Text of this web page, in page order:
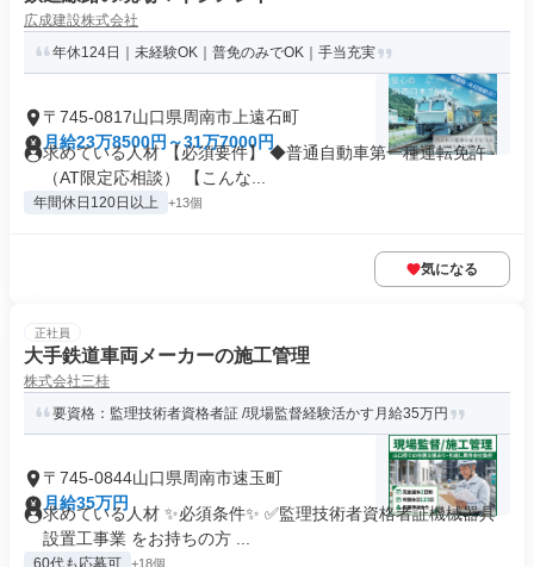
広成建設株式会社
年休124日｜未経験OK｜普免のみでOK｜手当充実
〒745-0817山口県周南市上遠石町
月給23万8500円～31万7000円
求めている人材 【必須要件】 ◆普通自動車第一種運転免許
（AT限定応相談） 【こんな...
年間休日120日以上 +13個
気になる
正社員
大手鉄道車両メーカーの施工管理
株式会社三桂
要資格：監理技術者資格者証 /現場監督経験活かす月給35万円
〒745-0844山口県周南市速玉町
月給35万円
求めている人材 ✨必須条件✨ ✅監理技術者資格者証機械器具
設置工事業 をお持ちの方 ...
60代も応募可 +18個